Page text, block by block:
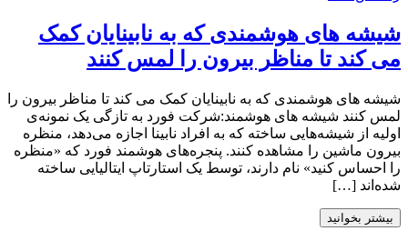
شیشه های هوشمندی که به نابینایان کمک
می کند تا مناظر بیرون را لمس کنند
شیشه های هوشمندی که به نابینایان کمک می کند تا مناظر بیرون را
لمس کنند شیشه های هوشمند:شرکت فورد به تازگی یک نمونه‌ی
اولیه از شیشه‌هایی ساخته که به افراد نابینا اجازه می‌دهد، منظره
بیرون ماشین را مشاهده کنند. پنجره‌های هوشمند فورد که «منظره
را احساس کنید» نام دارند، توسط یک استارتاپ ایتالیایی ساخته
شده‌اند […]
بیشتر بخوانید